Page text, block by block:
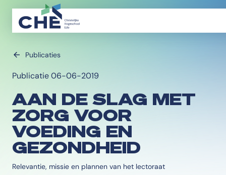
Publicaties
Publicatie 06-06-2019
AAN DE SLAG MET
ZORG VOOR
VOEDING EN
GEZONDHEID
Relevantie, missie en plannen van het lectoraat